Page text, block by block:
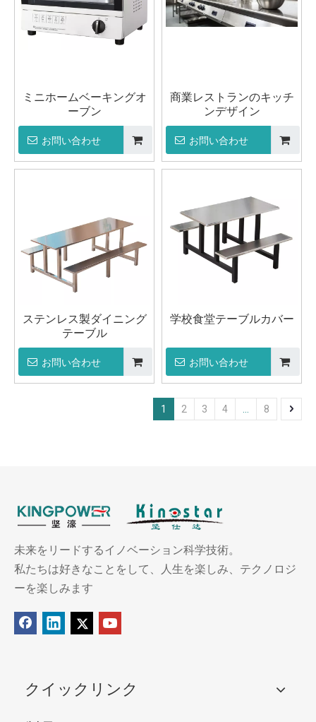
ミニホームベーキングオ
ーブン
お問い合わせ
商業レストランのキッチ
ンデザイン
お問い合わせ
ステンレス製ダイニング
テーブル
お問い合わせ
学校食堂テーブルカバー
お問い合わせ
1 2 3 4 8
未来をリードするイノベーション科学技術。
私たちは好きなことをして、人生を楽しみ、テクノロジ
ーを楽しみます
クイックリンク